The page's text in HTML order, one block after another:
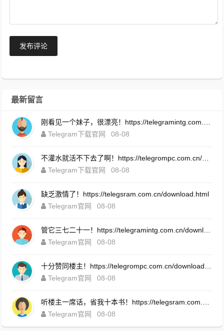
发布评论
最新留言
Telegram下载官网
08-08
Telegram下载官网
08-08
缺乏激情了！https://telegsram.com.cn/download.html
Telegram官网
08-08
Telegram官网
08-08
Telegram官网
08-08
Telegram官网
08-08